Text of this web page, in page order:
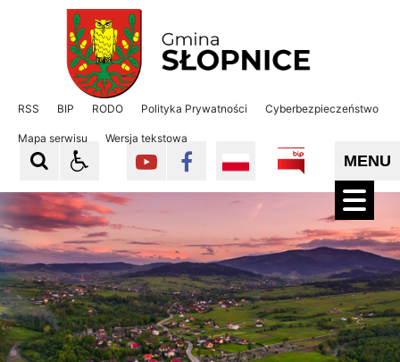
Gmina Słopnice
RSS BIP RODO Polityka Prywatności Cyberbezpieczeństwo
Mapa serwisu Wersja tekstowa
MENU